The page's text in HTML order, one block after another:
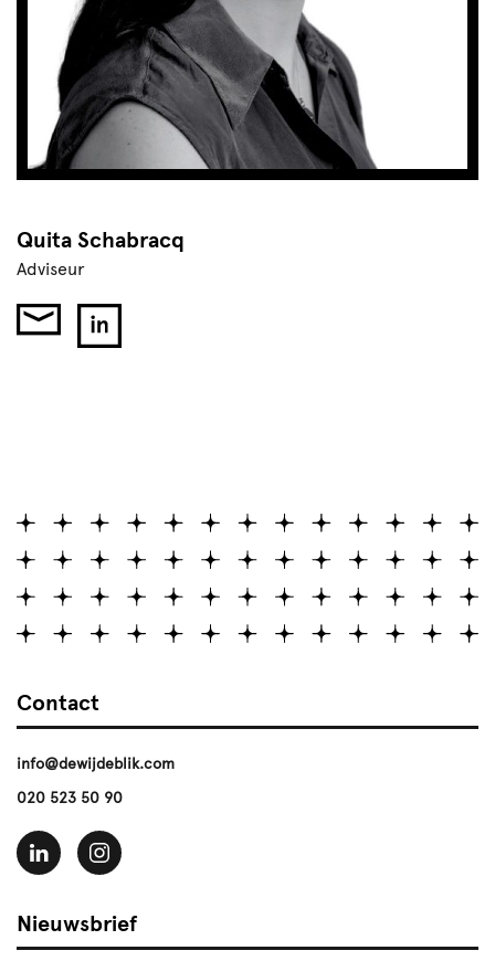
Quita Schabracq
Adviseur
Contact
info@dewijdeblik.com
020 523 50 90
Nieuwsbrief